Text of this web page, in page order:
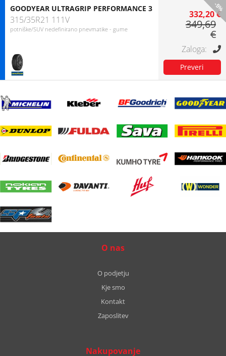
-5%
GOODYEAR ULTRAGRIP PERFORMANCE 3
315/35R21 111V
potniške/SUV nedefinirano pnevmatike - gume
332,20 €
349,69
€
O nas
O podjetju
Kje smo
Kontakt
Zaposlitev
Nakupovanje